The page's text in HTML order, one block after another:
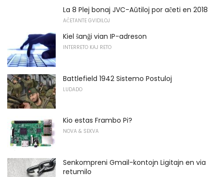
La 8 Plej bonaj JVC-Aŭtiloj por aĉeti en 2018
AĈETANTE GVIDILOJ
Kiel ŝanĝi vian IP-adreson
INTERRETO KAJ RETO
Battlefield 1942 Sistemo Postuloj
LUDADO
Kio estas Frambo Pi?
NOVA & SEKVA
Senkompreni Gmail-kontojn Ligitajn en via
retumilo